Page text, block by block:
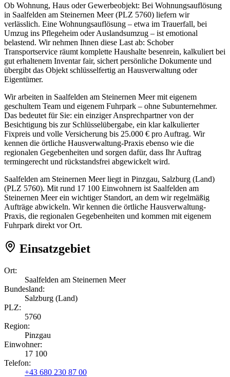
Ob Wohnung, Haus oder Gewerbeobjekt: Bei Wohnungsauflösung
in Saalfelden am Steinernen Meer (PLZ 5760) liefern wir
verlässlich. Eine Wohnungsauflösung – etwa im Trauerfall, bei
Umzug ins Pflegeheim oder Auslandsumzug – ist emotional
belastend. Wir nehmen Ihnen diese Last ab: Schober
Transportservice räumt komplette Haushalte besenrein, kalkuliert bei
gut erhaltenem Inventar fair, sichert persönliche Dokumente und
übergibt das Objekt schlüsselfertig an Hausverwaltung oder
Eigentümer.
Wir arbeiten in Saalfelden am Steinernen Meer mit eigenem
geschultem Team und eigenem Fuhrpark – ohne Subunternehmer.
Das bedeutet für Sie: ein einziger Ansprechpartner von der
Besichtigung bis zur Schlüsselübergabe, ein klar kalkulierter
Fixpreis und volle Versicherung bis 25.000 € pro Auftrag. Wir
kennen die örtliche Hausverwaltung-Praxis ebenso wie die
regionalen Gegebenheiten und sorgen dafür, dass Ihr Auftrag
termingerecht und rückstandsfrei abgewickelt wird.
Saalfelden am Steinernen Meer liegt in Pinzgau, Salzburg (Land)
(PLZ 5760). Mit rund 17 100 Einwohnern ist Saalfelden am
Steinernen Meer ein wichtiger Standort, an dem wir regelmäßig
Aufträge abwickeln. Wir kennen die örtliche Hausverwaltung-
Praxis, die regionalen Gegebenheiten und kommen mit eigenem
Fuhrpark direkt vor Ort.
Einsatzgebiet
Ort:
Saalfelden am Steinernen Meer
Bundesland:
Salzburg (Land)
PLZ:
5760
Region:
Pinzgau
Einwohner:
17 100
Telefon:
+43 680 230 87 00